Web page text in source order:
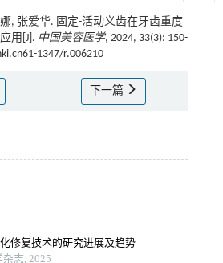
, 张爱华. 固定-活动义齿在牙齿重度
用[J]. 中国美容医学, 2024, 33(3): 150-
1347/r.006210
下一篇